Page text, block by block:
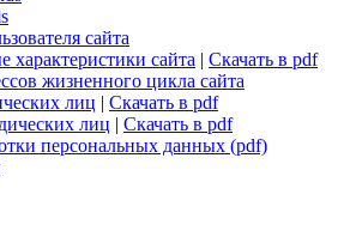
платежей
сайта
сайта|Скачать в pdf
жизненного цикла сайта
лиц
лиц